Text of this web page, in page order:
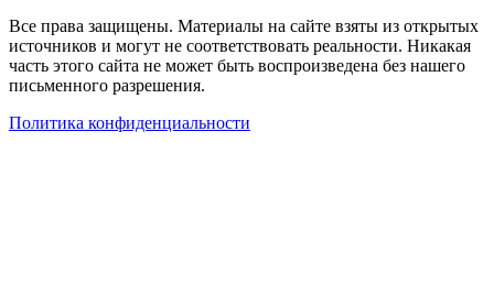
Все права защищены. Материалы на сайте взяты из открытых
источников и могут не соответствовать реальности. Никакая
часть этого сайта не может быть воспроизведена без нашего
письменного разрешения.
Политика конфиденциальности